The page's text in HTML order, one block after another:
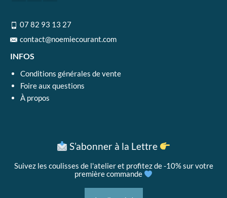
07 82 93 13 27
contact@noemiecourant.com
INFOS
Conditions générales de vente
Foire aux questions
À propos
S’abonner à la Lettre
Suivez les coulisses de l'atelier et profitez de -10% sur votre
première commande